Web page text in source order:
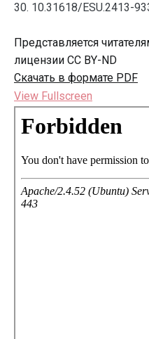
30. 10.31618/ESU.2413-
Представляется
лицензии CC BY-ND
Скачать в формате PDF
View Fullscreen
Перейти
содержимому